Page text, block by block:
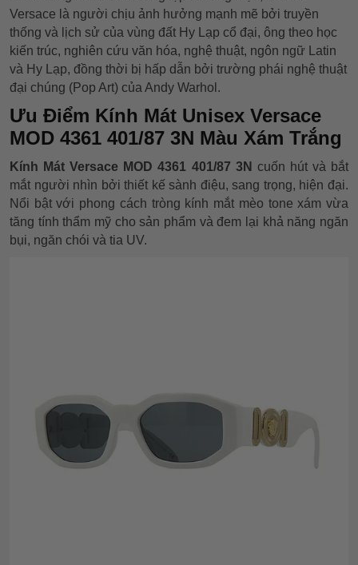
Versace là người chịu ảnh hưởng mạnh mẽ bởi truyền
thống và lịch sử của vùng đất Hy Lạp cổ đại, ông theo học
kiến trúc, nghiên cứu văn hóa, nghệ thuật, ngôn ngữ Latin
và Hy Lạp, đồng thời bị hấp dẫn bởi trường phái nghệ thuật
đại chúng (Pop Art) của Andy Warhol.
Ưu Điểm Kính Mát Unisex Versace
MOD 4361 401/87 3N Màu Xám Trắng
Kính Mát Versace MOD 4361 401/87 3N cuốn hút và bắt
mắt người nhìn bởi thiết kế sành điệu, sang trọng, hiện đại.
Nổi bật với phong cách tròng kính mắt mèo tone xám vừa
tăng tính thẩm mỹ cho sản phẩm và đem lại khả năng ngăn
bụi, ngăn chói và tia UV.